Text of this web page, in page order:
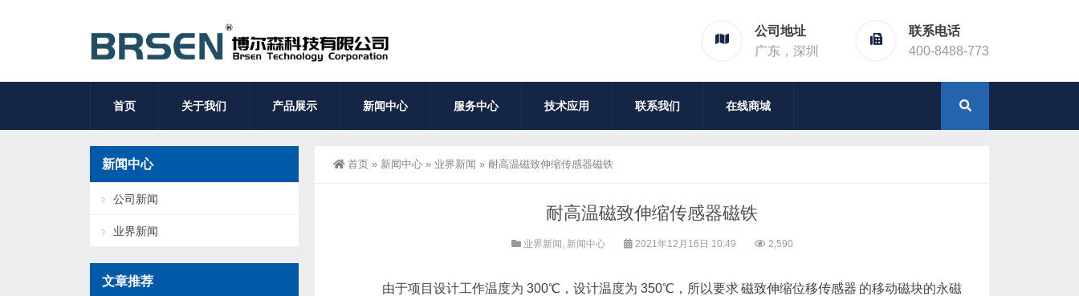
公司地址
广东，深圳
联系电话
400-8488-773
首页 关于我们 产品展示 新闻中心 服务中心 技术应用 联系我们 在线商城
首页 » 新闻中心 » 业界新闻 » 耐高温磁致伸缩传感器磁铁
耐高温磁致伸缩传感器磁铁
业界新闻 , 新闻中心 2021年12月16日 10:49 2,590
由于项目设计工作温度为 300℃，设计温度为 350℃，所以要求磁致伸缩位移传感器 的移动磁块的永磁
新闻中心
公司新闻
业界新闻
文章推荐